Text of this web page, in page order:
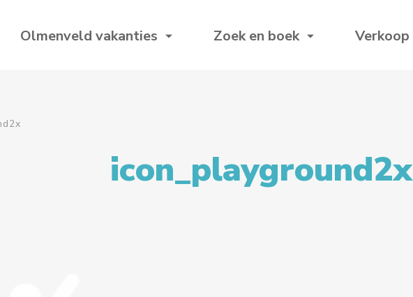
Olmenveld vakanties Zoek en boek Verkoop
icon_playground2x